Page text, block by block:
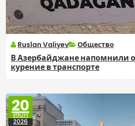
Ruslan Valiyev Общество
В Азербайджане напомнили
курение в транспорте
20
ИЮН
2026